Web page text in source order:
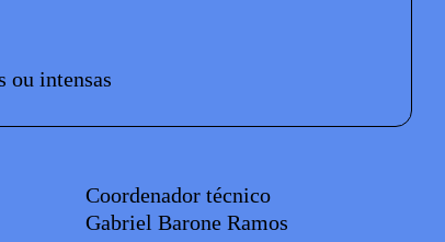
ou intensas
Coordenador técnico
Gabriel Barone Ramos